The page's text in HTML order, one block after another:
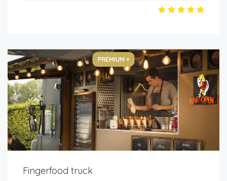
PREMIUM +
Fingerfood truck